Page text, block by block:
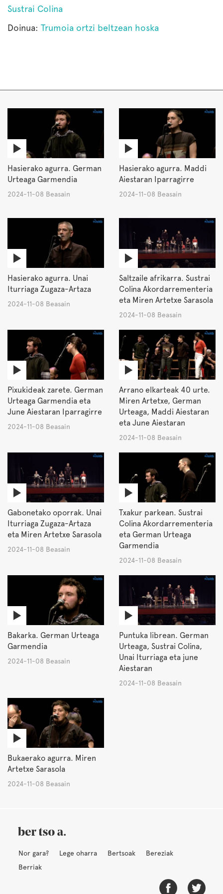
Sustrai Colina
Doinua: Trumoia ortzi beltzean hoska
Hasierako agurra. German
Urteaga Garmendia
2024-11-08 Beasain
Hasierako agurra. Maddi
Aiestaran Iparragirre
2024-11-08 Beasain
Hasierako agurra. Unai
Iturriaga Zugaza-Artaza
2024-11-08 Beasain
Saltzaile afrikarra. Sustrai
Colina Akordarrementeria
eta Miren Artetxe Sarasola
2024-11-08 Beasain
Pixukideak zarete. German
Urteaga Garmendia eta
June Aiestaran Iparragirre
2024-11-08 Beasain
Arrano elkarteak 40 urte.
Miren Artetxe, German
Urteaga, Maddi Aiestaran
eta June Aiestaran
2024-11-08 Beasain
Gabonetako oporrak. Unai
Iturriaga Zugaza-Artaza
eta Miren Artetxe Sarasola
2024-11-08 Beasain
Txakur parkean. Sustrai
Colina Akordarrementeria
eta German Urteaga
Garmendia
2024-11-08 Beasain
Bakarka. German Urteaga
Garmendia
2024-11-08 Beasain
Puntuka librean. German
Urteaga, Sustrai Colina,
Unai Iturriaga eta june
Aiestaran
2024-11-08 Beasain
Bukaerako agurra. Miren
Artetxe Sarasola
2024-11-08 Beasain
Nor gara? Lege oharra Bertsoak
Bereziak
Berriak